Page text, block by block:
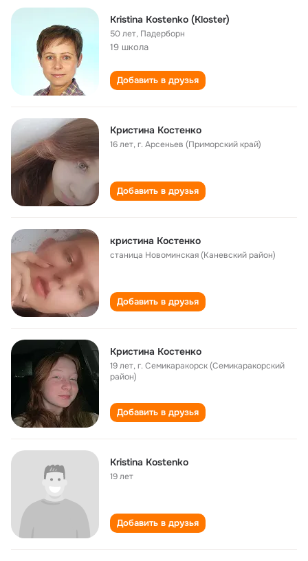
Kristina Кostenko (Kloster)
50 лет, Падерборн
19 школа
Добавить в друзья
Кристина Костенко
16 лет,г. Арсеньев (Приморский край)
Добавить в друзья
кристина Костенко
станица Новоминская (Каневский район)
Добавить в друзья
Кристина Костенко
19 лет,г. Семикаракорск (Семикаракорский
район)
Добавить в друзья
Kristina Kostenko
19 лет
Добавить в друзья